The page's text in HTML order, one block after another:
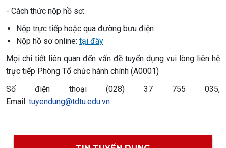
- Cách thức nộp hồ sơ:
Nộp trực tiếp hoặc qua đường bưu điện
Nộp hồ sơ online: tại đây
Mọi chi tiết liên quan đến vấn đề tuyển dụng vui lòng liên hệ
trực tiếp Phòng Tổ chức hành chính (A0001)
Số điện thoại (028) 37 755 035,
Email: tuyendung@tdtu.edu.vn